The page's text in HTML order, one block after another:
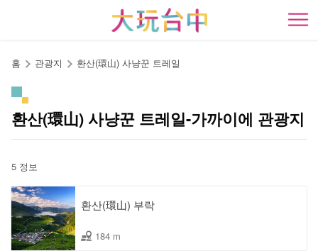
開
홈 관광지 환산(環山) 사냥꾼 트레일
환산(環山) 사냥꾼 트레일-가까이에 관광지
5 정보
환산(環山) 부락
184 m